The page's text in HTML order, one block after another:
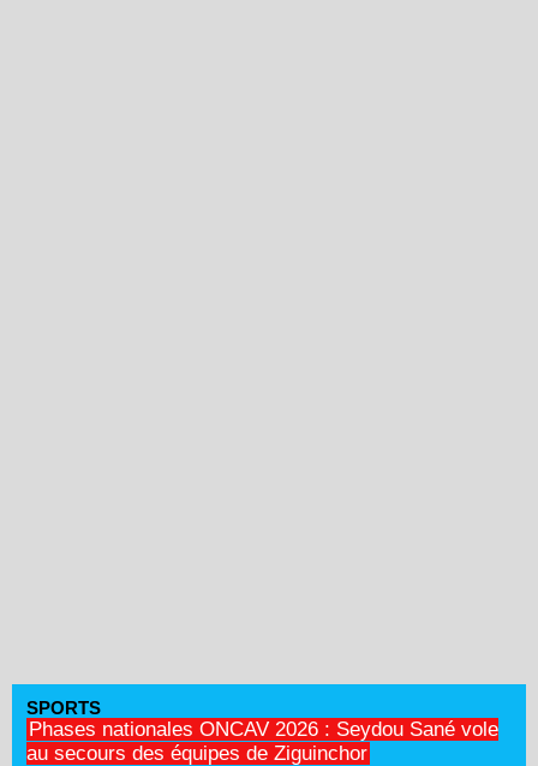
SPORTS
Phases nationales ONCAV 2026 : Seydou Sané vole
au secours des équipes de Ziguinchor